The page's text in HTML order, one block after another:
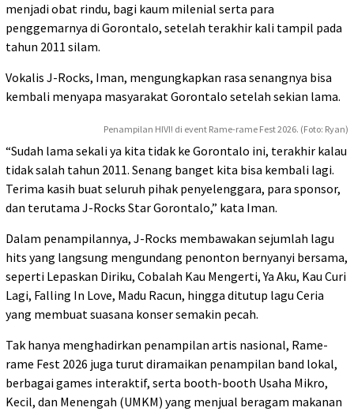
menjadi obat rindu, bagi kaum milenial serta para
penggemarnya di Gorontalo, setelah terakhir kali tampil pada
tahun 2011 silam.
Vokalis J-Rocks, Iman, mengungkapkan rasa senangnya bisa
kembali menyapa masyarakat Gorontalo setelah sekian lama.
Penampilan HIVI! di event Rame-rame Fest 2026. (Foto: Ryan)
“Sudah lama sekali ya kita tidak ke Gorontalo ini, terakhir kalau
tidak salah tahun 2011. Senang banget kita bisa kembali lagi.
Terima kasih buat seluruh pihak penyelenggara, para sponsor,
dan terutama J-Rocks Star Gorontalo,” kata Iman.
Dalam penampilannya, J-Rocks membawakan sejumlah lagu
hits yang langsung mengundang penonton bernyanyi bersama,
seperti Lepaskan Diriku, Cobalah Kau Mengerti, Ya Aku, Kau Curi
Lagi, Falling In Love, Madu Racun, hingga ditutup lagu Ceria
yang membuat suasana konser semakin pecah.
Tak hanya menghadirkan penampilan artis nasional, Rame-
rame Fest 2026 juga turut diramaikan penampilan band lokal,
berbagai games interaktif, serta booth-booth Usaha Mikro,
Kecil, dan Menengah (UMKM) yang menjual beragam makanan